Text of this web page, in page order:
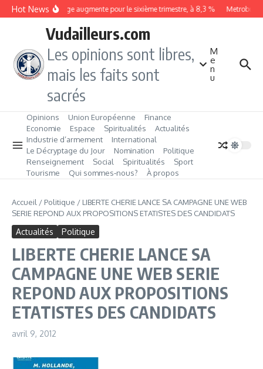
Aller au contenu
Hot NewsLe chômage augmente pour le sixième trimestre, à 8,3 % Metrobus
Vudailleurs.com
Les opinions sont libres,
mais les faits sont
sacrés
M
e
n
u
Opinions Union Européenne
Finance
Economie
Espace Spiritualités
Actualités
Industrie d’armement
International
Le Décryptage du Jour
Nomination
Politique
Renseignement
Social Spiritualités
Sport
Tourisme
Qui sommes‑nous? À propos
Accueil / Politique / LIBERTE CHERIE LANCE SA CAMPAGNE UNE WEB
SERIE REPOND AUX PROPOSITIONS ETATISTES DES CANDIDATS
Actualités Politique
LIBERTE CHERIE LANCE SA
CAMPAGNE UNE WEB SERIE
REPOND AUX PROPOSITIONS
ETATISTES DES CANDIDATS
avril 9, 2012